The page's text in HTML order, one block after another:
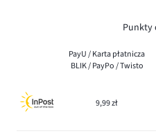
Punkty
PayU / Karta płatnicza
BLIK / PayPo / Twisto
9,99 zł